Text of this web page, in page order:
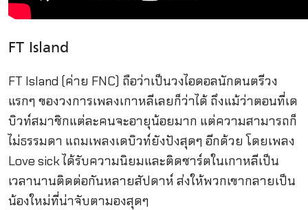
FT Island
FT Island (ค่าย FNC) ถือว่าเป็นวงไอดอลนักดนตรีวง
แรกๆ ของวงการเพลงเกาหลีเลยก็ว่าได้ ถึงแม้ว่าตอนที่เด
บิวท์สมาชิกแต่ละคนจะอายุน้อยมาก แต่ความสามารถก็
ไม่ธรรมดา แถมเพลงเดบิวท์ยังปังสุดๆ อีกด้วย โดยเพลง
Love sick ได้รับความนิยมและติดชาร์ตในเกาหลีเป็น
เวลานานติดต่อกันหลายสัปดาห์ ส่งให้พวกเขากลายเป็น
น้องใหม่ที่น่าจับตามองสุดๆ